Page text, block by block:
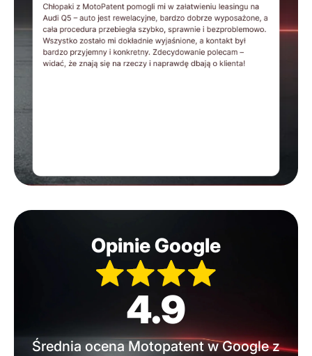
Opinie Google
4.9
Średnia ocena Motopatent w Google z